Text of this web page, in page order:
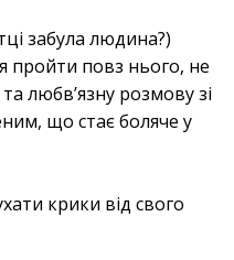
забула людина?)
пройти повз нього, не
любв’язну розмову зі
що стає боляче у
крики від свого